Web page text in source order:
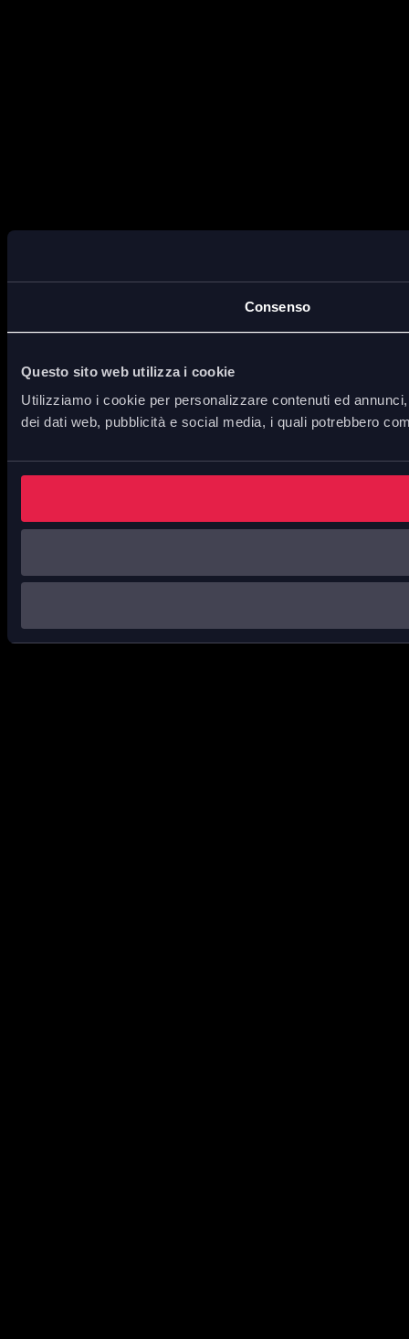
Consenso
Questo sito web utilizza i cookie
Utilizziamo i cookie per personalizzare contenuti ed
dei dati web, pubblicità e social media, i quali potrebbero